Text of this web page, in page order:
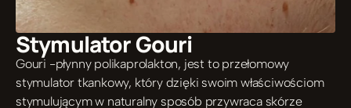
Stymulator Gouri
Gouri -płynny polikaprolakton, jest to przełomowy
stymulator tkankowy, który dzięki swoim właściwościom
stymulującym w naturalny sposób przywraca skórze